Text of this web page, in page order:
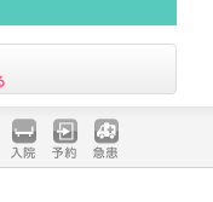
入院 予約 急患